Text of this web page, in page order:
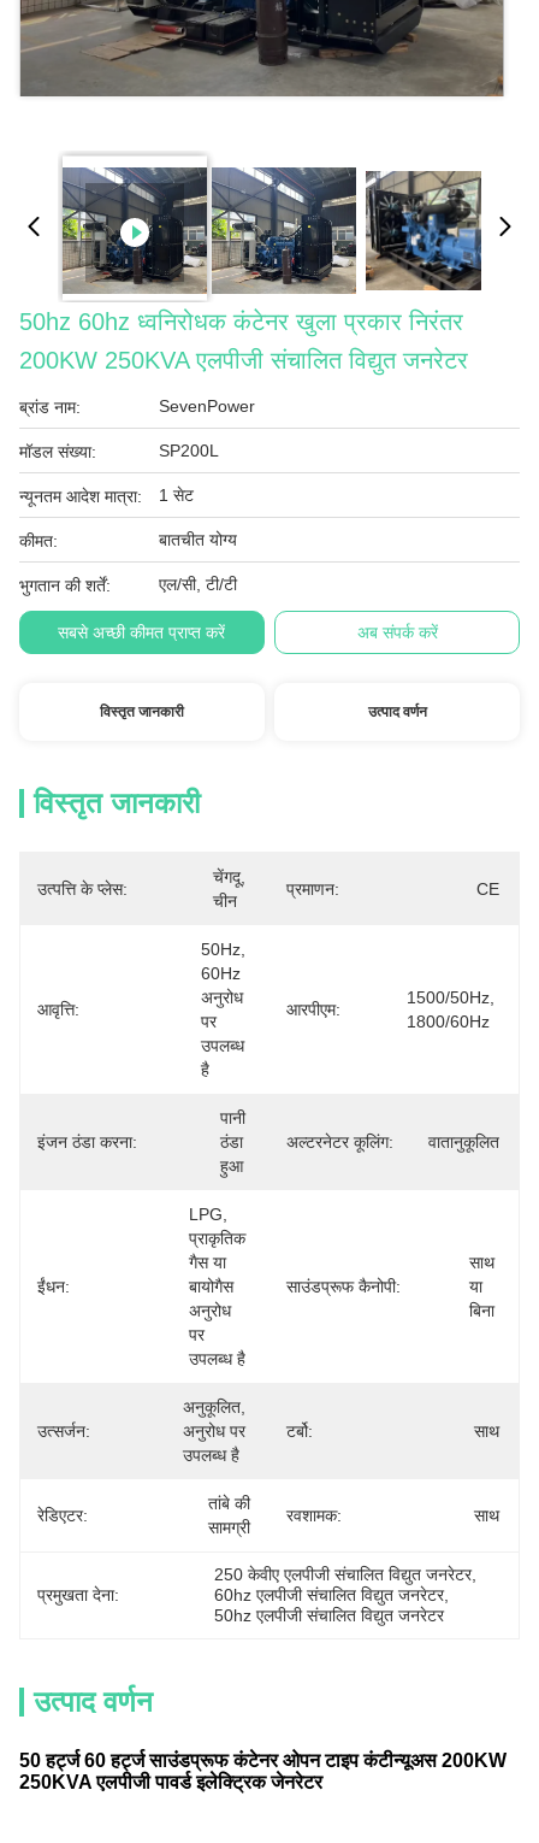
50hz 60hz ध्वनिरोधक कंटेनर खुला प्रकार निरंतर
200KW 250KVA एलपीजी संचालित विद्युत जनरेटर
ब्रांड नाम: SevenPower
मॉडल संख्या: SP200L
न्यूनतम आदेश मात्रा: 1 सेट
कीमत: बातचीत योग्य
भुगतान की शर्तें: एल/सी, टी/टी
सबसे अच्छी कीमत प्राप्त करें अब संपर्क करें
विस्तृत जानकारी उत्पाद वर्णन
विस्तृत जानकारी
उत्पत्ति के प्लेस:
चेंगदू,
चीन
प्रमाणन: CE
आवृत्ति:
50Hz,
60Hz
अनुरोध
पर
उपलब्ध
है
आरपीएम:
1500/50Hz,
1800/60Hz
इंजन ठंडा करना:
पानी
ठंडा
हुआ
अल्टरनेटर कूलिंग: वातानुकूलित
ईंधन:
LPG,
प्राकृतिक
गैस या
बायोगैस
अनुरोध
पर
उपलब्ध है
साउंडप्रूफ कैनोपी:
साथ
या
बिना
उत्सर्जन:
अनुकूलित,
अनुरोध पर
उपलब्ध है
टर्बो: साथ
रेडिएटर:
तांबे की
सामग्री
रवशामक: साथ
प्रमुखता देना:
250 केवीए एलपीजी संचालित विद्युत जनरेटर,
60hz एलपीजी संचालित विद्युत जनरेटर,
50hz एलपीजी संचालित विद्युत जनरेटर
उत्पाद वर्णन
50 हर्ट्ज 60 हर्ट्ज साउंडप्रूफ कंटेनर ओपन टाइप कंटीन्यूअस 200KW
250KVA एलपीजी पावर्ड इलेक्ट्रिक जेनरेटर